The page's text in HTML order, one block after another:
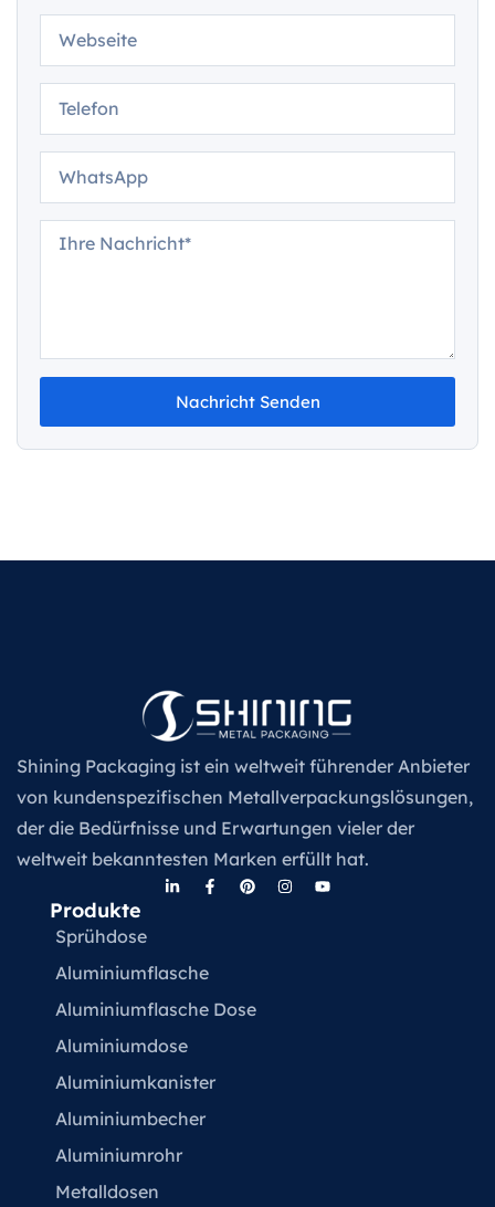
Nachricht Senden
Shining Packaging ist ein weltweit führender Anbieter
von kundenspezifischen Metallverpackungslösungen,
der die Bedürfnisse und Erwartungen vieler der
weltweit bekanntesten Marken erfüllt hat.
Produkte
Sprühdose
Aluminiumflasche
Aluminiumflasche Dose
Aluminiumdose
Aluminiumkanister
Aluminiumbecher
Aluminiumrohr
Metalldosen